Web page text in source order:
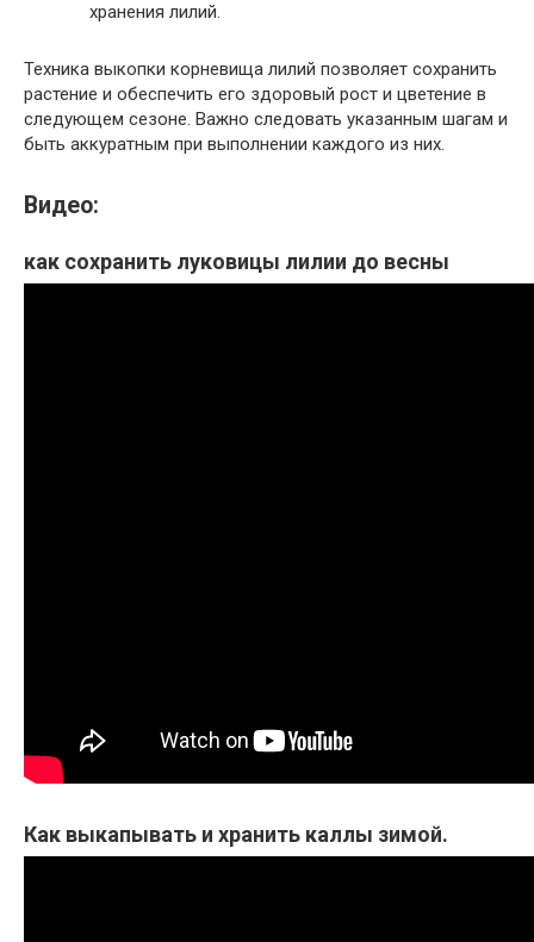
хранения лилий.
Техника выкопки корневища лилий позволяет сохранить
растение и обеспечить его здоровый рост и цветение в
следующем сезоне. Важно следовать указанным шагам и
быть аккуратным при выполнении каждого из них.
Видео:
как сохранить луковицы лилии до весны
Как выкапывать и хранить каллы зимой.